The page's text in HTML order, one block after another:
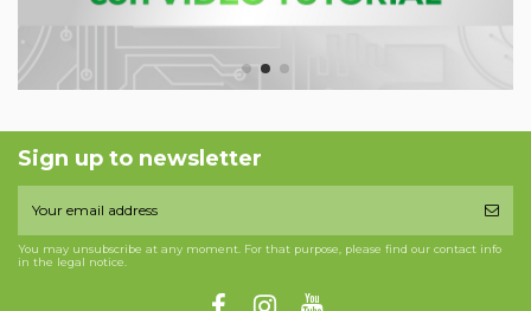
Sign up to newsletter
You may unsubscribe at any moment. For that purpose, please find our contact info
in the legal notice.